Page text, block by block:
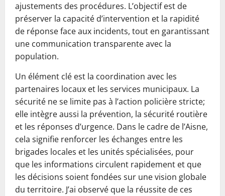
ajustements des procédures. L’objectif est de
préserver la capacité d’intervention et la rapidité
de réponse face aux incidents, tout en garantissant
une communication transparente avec la
population.
Un élément clé est la coordination avec les
partenaires locaux et les services municipaux. La
sécurité ne se limite pas à l’action policière stricte;
elle intègre aussi la prévention, la sécurité routière
et les réponses d’urgence. Dans le cadre de l’Aisne,
cela signifie renforcer les échanges entre les
brigades locales et les unités spécialisées, pour
que les informations circulent rapidement et que
les décisions soient fondées sur une vision globale
du territoire. J’ai observé que la réussite de ces